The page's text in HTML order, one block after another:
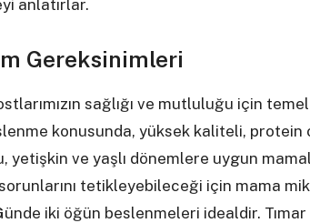
anlatırlar.
Gereksinimleri
sağlığı ve mutluluğu için
konusunda, yüksek kaliteli, protein
yetişkin ve yaşlı dönemlere uygun
sorunlarını tetikleyebileceği için mama
iki öğün beslenmeleri idealdir.